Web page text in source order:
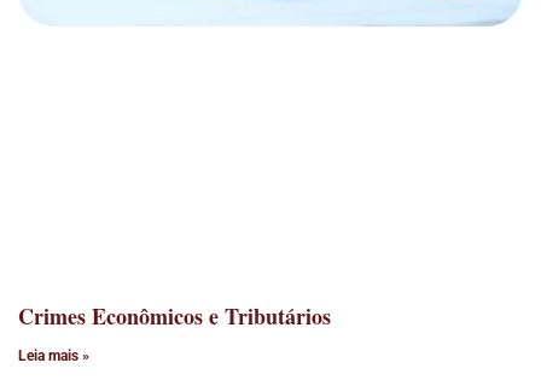
Crimes Econômicos e Tributários
Leia mais »